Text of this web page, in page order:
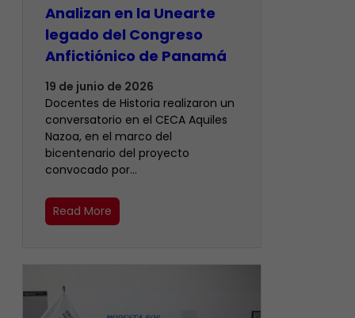
Analizan en la Unearte
legado del Congreso
Anfictiónico de Panamá
19 de junio de 2026
Docentes de Historia realizaron un
conversatorio en el CECA Aquiles
Nazoa, en el marco del
bicentenario del proyecto
convocado por…
Read More